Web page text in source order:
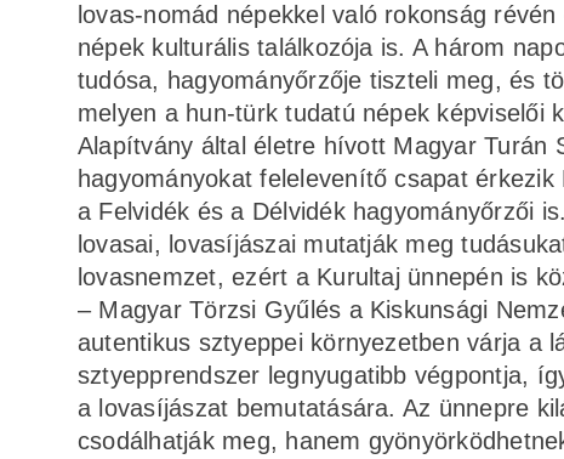
lovas-nomád népekkel való rokonság
népek kulturális találkozója is. A három
tudósa, hagyományőrzője tiszteli meg, és
melyen a hun-türk tudatú népek képviselői
Alapítvány által életre hívott Magyar Turán
hagyományokat felelevenítő csapat
a Felvidék és a Délvidék hagyományőrzői
lovasai, lovasíjászai mutatják meg
lovasnemzet, ezért a Kurultaj ünnepén is
– Magyar Törzsi Gyűlés a Kiskunsági
autentikus sztyeppei környezetben várja a
sztyepprendszer legnyugatibb végpontja,
a lovasíjászat bemutatására. Az ünnepre
csodálhatják meg, hanem